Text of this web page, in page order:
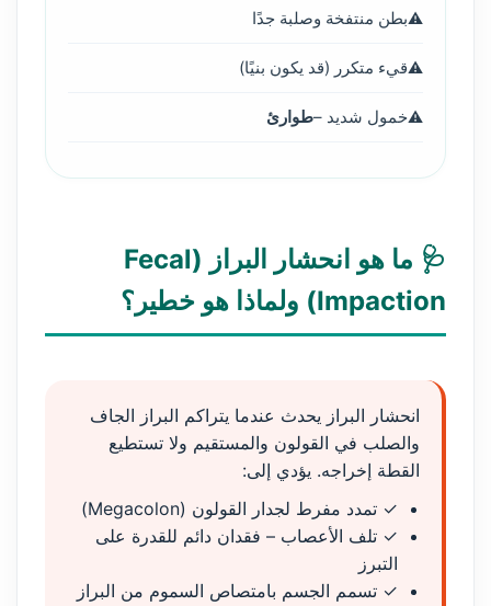
بطن منتفخة وصلبة جدًا
قيء متكرر (قد يكون بنيًا)
خمول شديد –طوارئ
🩺 ما هو انحشار البراز (Fecal
Impaction) ولماذا هو خطير؟
انحشار البراز يحدث عندما يتراكم البراز الجاف
والصلب في القولون والمستقيم ولا تستطيع
القطة إخراجه. يؤدي إلى:
✓ تمدد مفرط لجدار القولون (Megacolon)
✓ تلف الأعصاب – فقدان دائم للقدرة على
التبرز
✓ تسمم الجسم بامتصاص السموم من البراز